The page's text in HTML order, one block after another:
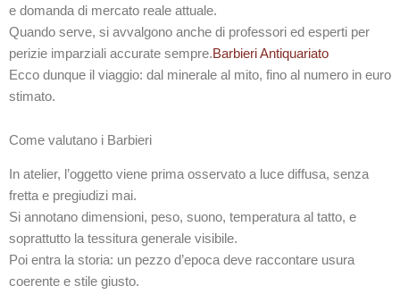
e domanda di mercato reale attuale.
Quando serve, si avvalgono anche di professori ed esperti per
perizie imparziali accurate sempre.Barbieri Antiquariato
Ecco dunque il viaggio: dal minerale al mito, fino al numero in euro
stimato.
Come valutano i Barbieri
In atelier, l’oggetto viene prima osservato a luce diffusa, senza
fretta e pregiudizi mai.
Si annotano dimensioni, peso, suono, temperatura al tatto, e
soprattutto la tessitura generale visibile.
Poi entra la storia: un pezzo d’epoca deve raccontare usura
coerente e stile giusto.